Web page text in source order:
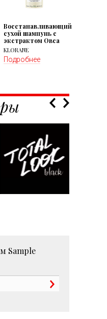
Восстанавливающий
сухой шампунь с
экстрактом Овса
KLORANE
Подробнее
Sample